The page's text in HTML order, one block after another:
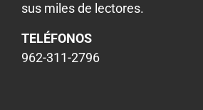
sus miles de lectores.
TELÉFONOS
962-311-2796